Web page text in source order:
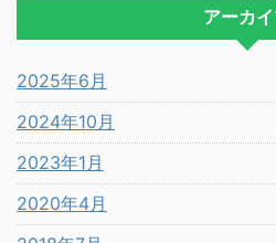
アーカ
2025年6月
2024年10月
2023年1月
2020年4月